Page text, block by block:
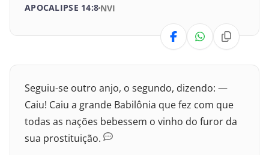
I Samuel
II Samuel
I Reis
II Reis
I Crônicas
APOCALIPSE 14:8NVI
Seguiu-se outro anjo, o segundo, dizendo: —
Caiu! Caiu a grande Babilônia que fez com que
todas as nações bebessem o vinho do furor da
sua prostituição.